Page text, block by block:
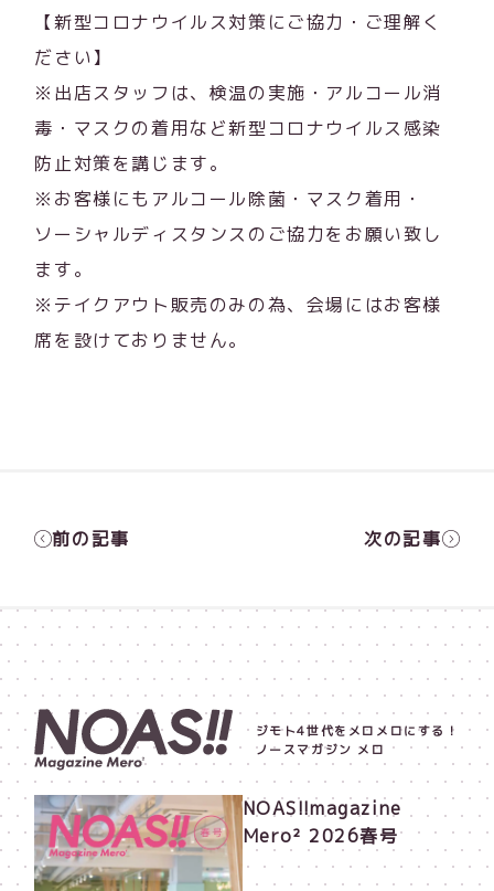
【新型コロナウイルス対策にご協力・ご理解く
ださい】
※出店スタッフは、検温の実施・アルコール消
毒・マスクの着用など新型コロナウイルス感染
防止対策を講じます。
※お客様にもアルコール除菌・マスク着用・
ソーシャルディスタンスのご協力をお願い致し
ます。
※テイクアウト販売のみの為、会場にはお客様
席を設けておりません。
前の記事 次の記事
ジモト4世代をメロメロにする！
ノースマガジン メロ
NOAS!!magazine
Mero² 2026春号